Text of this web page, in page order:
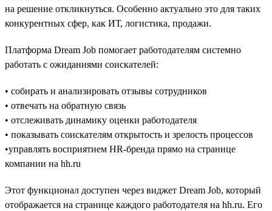
на решение откликнуться. Особенно актуально это для таких
конкурентных сфер, как ИТ, логистика, продажи.
Платформа Dream Job помогает работодателям системно
работать с ожиданиями соискателей:
• собирать и анализировать отзывы сотрудников
• отвечать на обратную связь
• отслеживать динамику оценки работодателя
• показывать соискателям открытость и зрелость процессов
•управлять восприятием HR-бренда прямо на странице
компании на hh.ru
Этот функционал доступен через виджет Dream Job, который
отображается на странице каждого работодателя на hh.ru. Его